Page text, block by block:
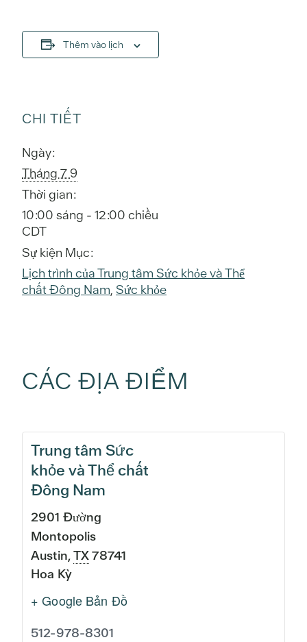
Thêm vào lịch
CHI TIẾT
Ngày:
Tháng 7 9
Thời gian:
10:00 sáng - 12:00 chiều
CDT
Sự kiện Mục:
Lịch trình của Trung tâm Sức khỏe và Thể
chất Đông Nam, Sức khỏe
CÁC ĐỊA ĐIỂM
Trung tâm Sức
khỏe và Thể chất
Đông Nam
2901 Đường
Montopolis
Austin,TX78741
Hoa Kỳ
+ Google Bản Đồ
512-978-8301